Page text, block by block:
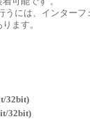
うには、インターフ
ます。
32bit)
32bit)